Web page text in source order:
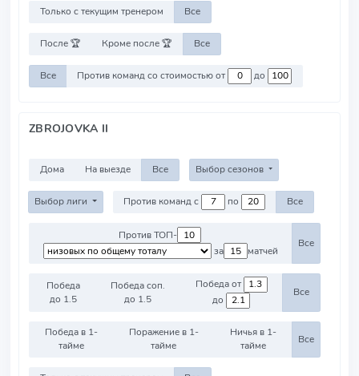
Только с текущим тренером Все
После 🏆 Кроме после 🏆 Все
Все Против команд со стоимостью от до
ZBROJOVKA II
Дома На выезде Все Выбор сезонов
Выбор лиги Против команд с по Все
Против ТОП-
за
матчей
Все
Победа
до 1.5
Победа соп.
до 1.5
Победа от
до
Все
Победа в 1-
тайме
Поражение в 1-
тайме
Ничья в 1-
тайме
Все